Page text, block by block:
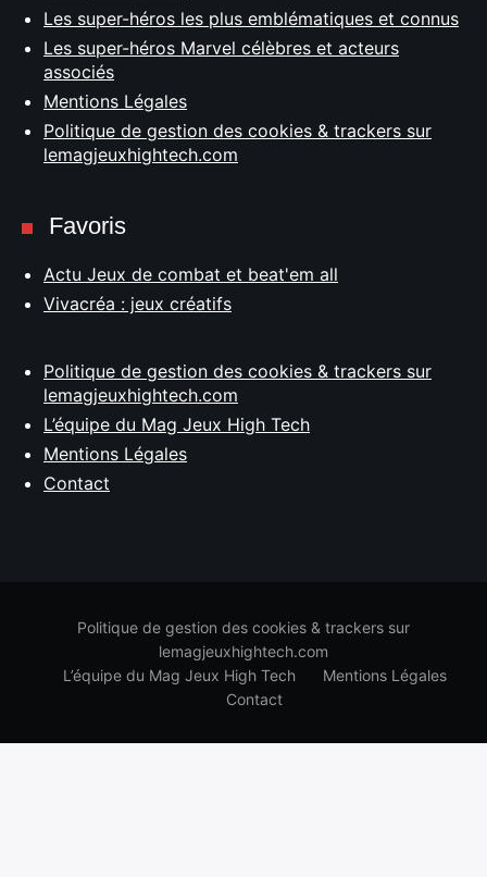
Les super-héros les plus emblématiques et connus
Les super-héros Marvel célèbres et acteurs
associés
Mentions Légales
Politique de gestion des cookies & trackers sur
lemagjeuxhightech.com
Favoris
Actu Jeux de combat et beat'em all
Vivacréa : jeux créatifs
Politique de gestion des cookies & trackers sur
lemagjeuxhightech.com
L’équipe du Mag Jeux High Tech
Mentions Légales
Contact
Politique de gestion des cookies & trackers sur
lemagjeuxhightech.com
L’équipe du Mag Jeux High Tech
Mentions Légales
Contact